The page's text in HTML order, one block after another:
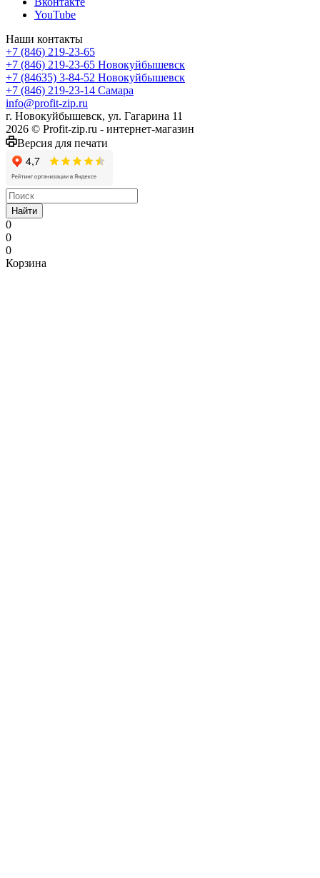
YouTube
Наши контакты
+7 (846) 219-23-65
+7 (846) 219-23-65 Новокуйбышевск
+7 (84635) 3-84-52 Новокуйбышевск
+7 (846) 219-23-14 Самара
info@profit-zip.ru
г. Новокуйбышевск, ул. Гагарина 11
2026 © Profit-zip.ru - интернет-магазин
Версия для печати
Найти
0
0
0
Корзина